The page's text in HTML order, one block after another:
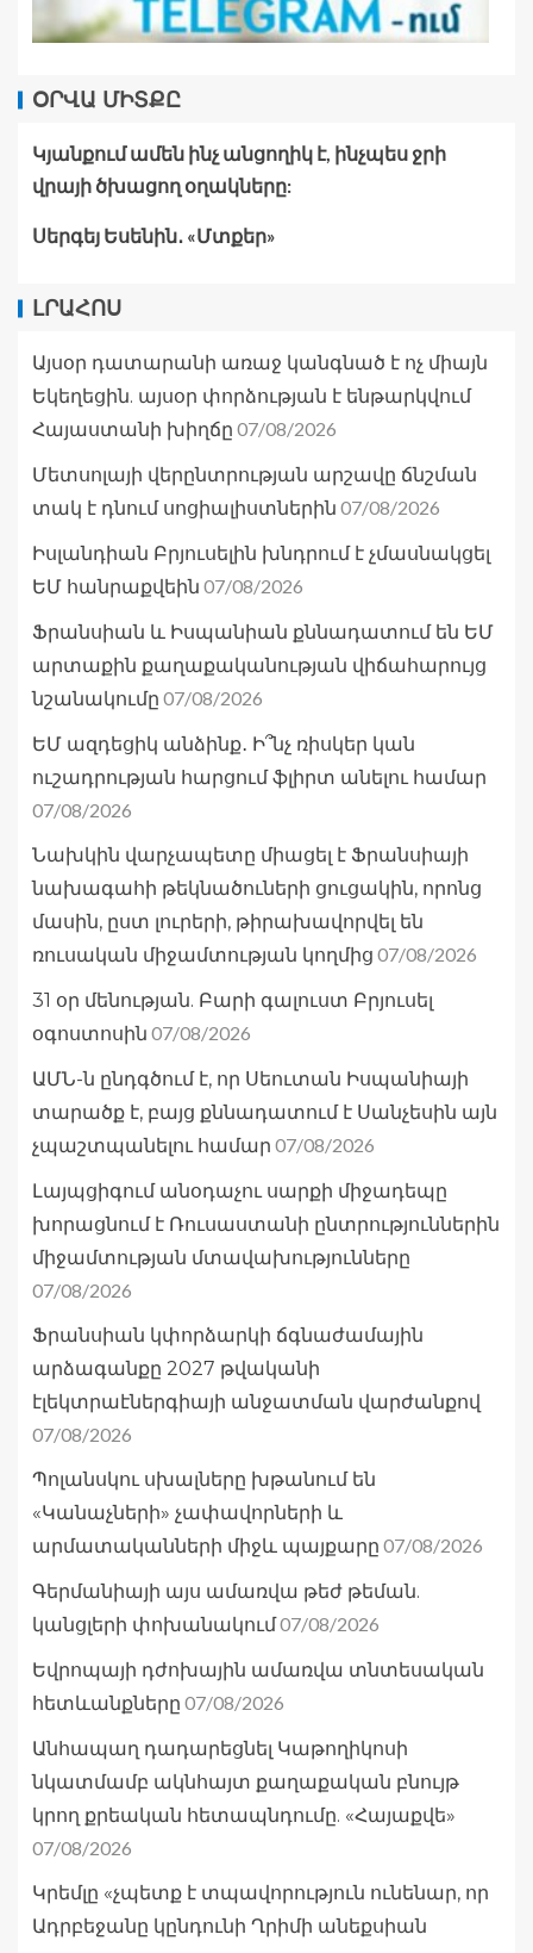
ՕՐՎԱ ՄԻՏՔԸ
Կյանքում ամեն ինչ անցողիկ է, ինչպես ջրի
վրայի ծխացող օղակները:
Սերգեյ Եսենին․ «Մտքեր»
ԼՐԱՀՈՍ
Այսօր դատարանի առաջ կանգնած է ոչ միայն
Եկեղեցին. այսօր փորձության է ենթարկվում
Հայաստանի խիղճը 07/08/2026
Մետսոլայի վերընտրության արշավը ճնշման
տակ է դնում սոցիալիստներին 07/08/2026
Իսլանդիան Բրյուսելին խնդրում է չմասնակցել
ԵՄ հանրաքվեին 07/08/2026
Ֆրանսիան և Իսպանիան քննադատում են ԵՄ
արտաքին քաղաքականության վիճահարույց
նշանակումը 07/08/2026
ԵՄ ազդեցիկ անձինք․ Ի՞նչ ռիսկեր կան
ուշադրության հարցում ֆլիրտ անելու համար
07/08/2026
Նախկին վարչապետը միացել է Ֆրանսիայի
նախագահի թեկնածուների ցուցակին, որոնց
մասին, ըստ լուրերի, թիրախավորվել են
ռուսական միջամտության կողմից 07/08/2026
31 օր մենության. Բարի գալուստ Բրյուսել
օգոստոսին 07/08/2026
ԱՄՆ-ն ընդգծում է, որ Սեուտան Իսպանիայի
տարածք է, բայց քննադատում է Սանչեսին այն
չպաշտպանելու համար 07/08/2026
Լայպցիգում անօդաչու սարքի միջադեպը
խորացնում է Ռուսաստանի ընտրություններին
միջամտության մտավախությունները
07/08/2026
Ֆրանսիան կփորձարկի ճգնաժամային
արձագանքը 2027 թվականի
էլեկտրաէներգիայի անջատման վարժանքով
07/08/2026
Պոլանսկու սխալները խթանում են
«Կանաչների» չափավորների և
արմատականների միջև պայքարը 07/08/2026
Գերմանիայի այս ամառվա թեժ թեման.
կանցլերի փոխանակում07/08/2026
Եվրոպայի դժոխային ամառվա տնտեսական
հետևանքները 07/08/2026
Անհապաղ դադարեցնել Կաթողիկոսի
նկատմամբ ակնհայտ քաղաքական բնույթ
կրող քրեական հետապնդումը. «Հայաքվե»
07/08/2026
Կրեմլը «չպետք է տպավորություն ունենար, որ
Ադրբեջանը կընդունի Ղրիմի անեքսիան